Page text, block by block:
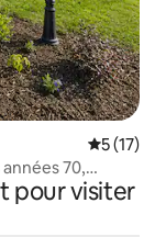
5 (17)
70,
pour visiter